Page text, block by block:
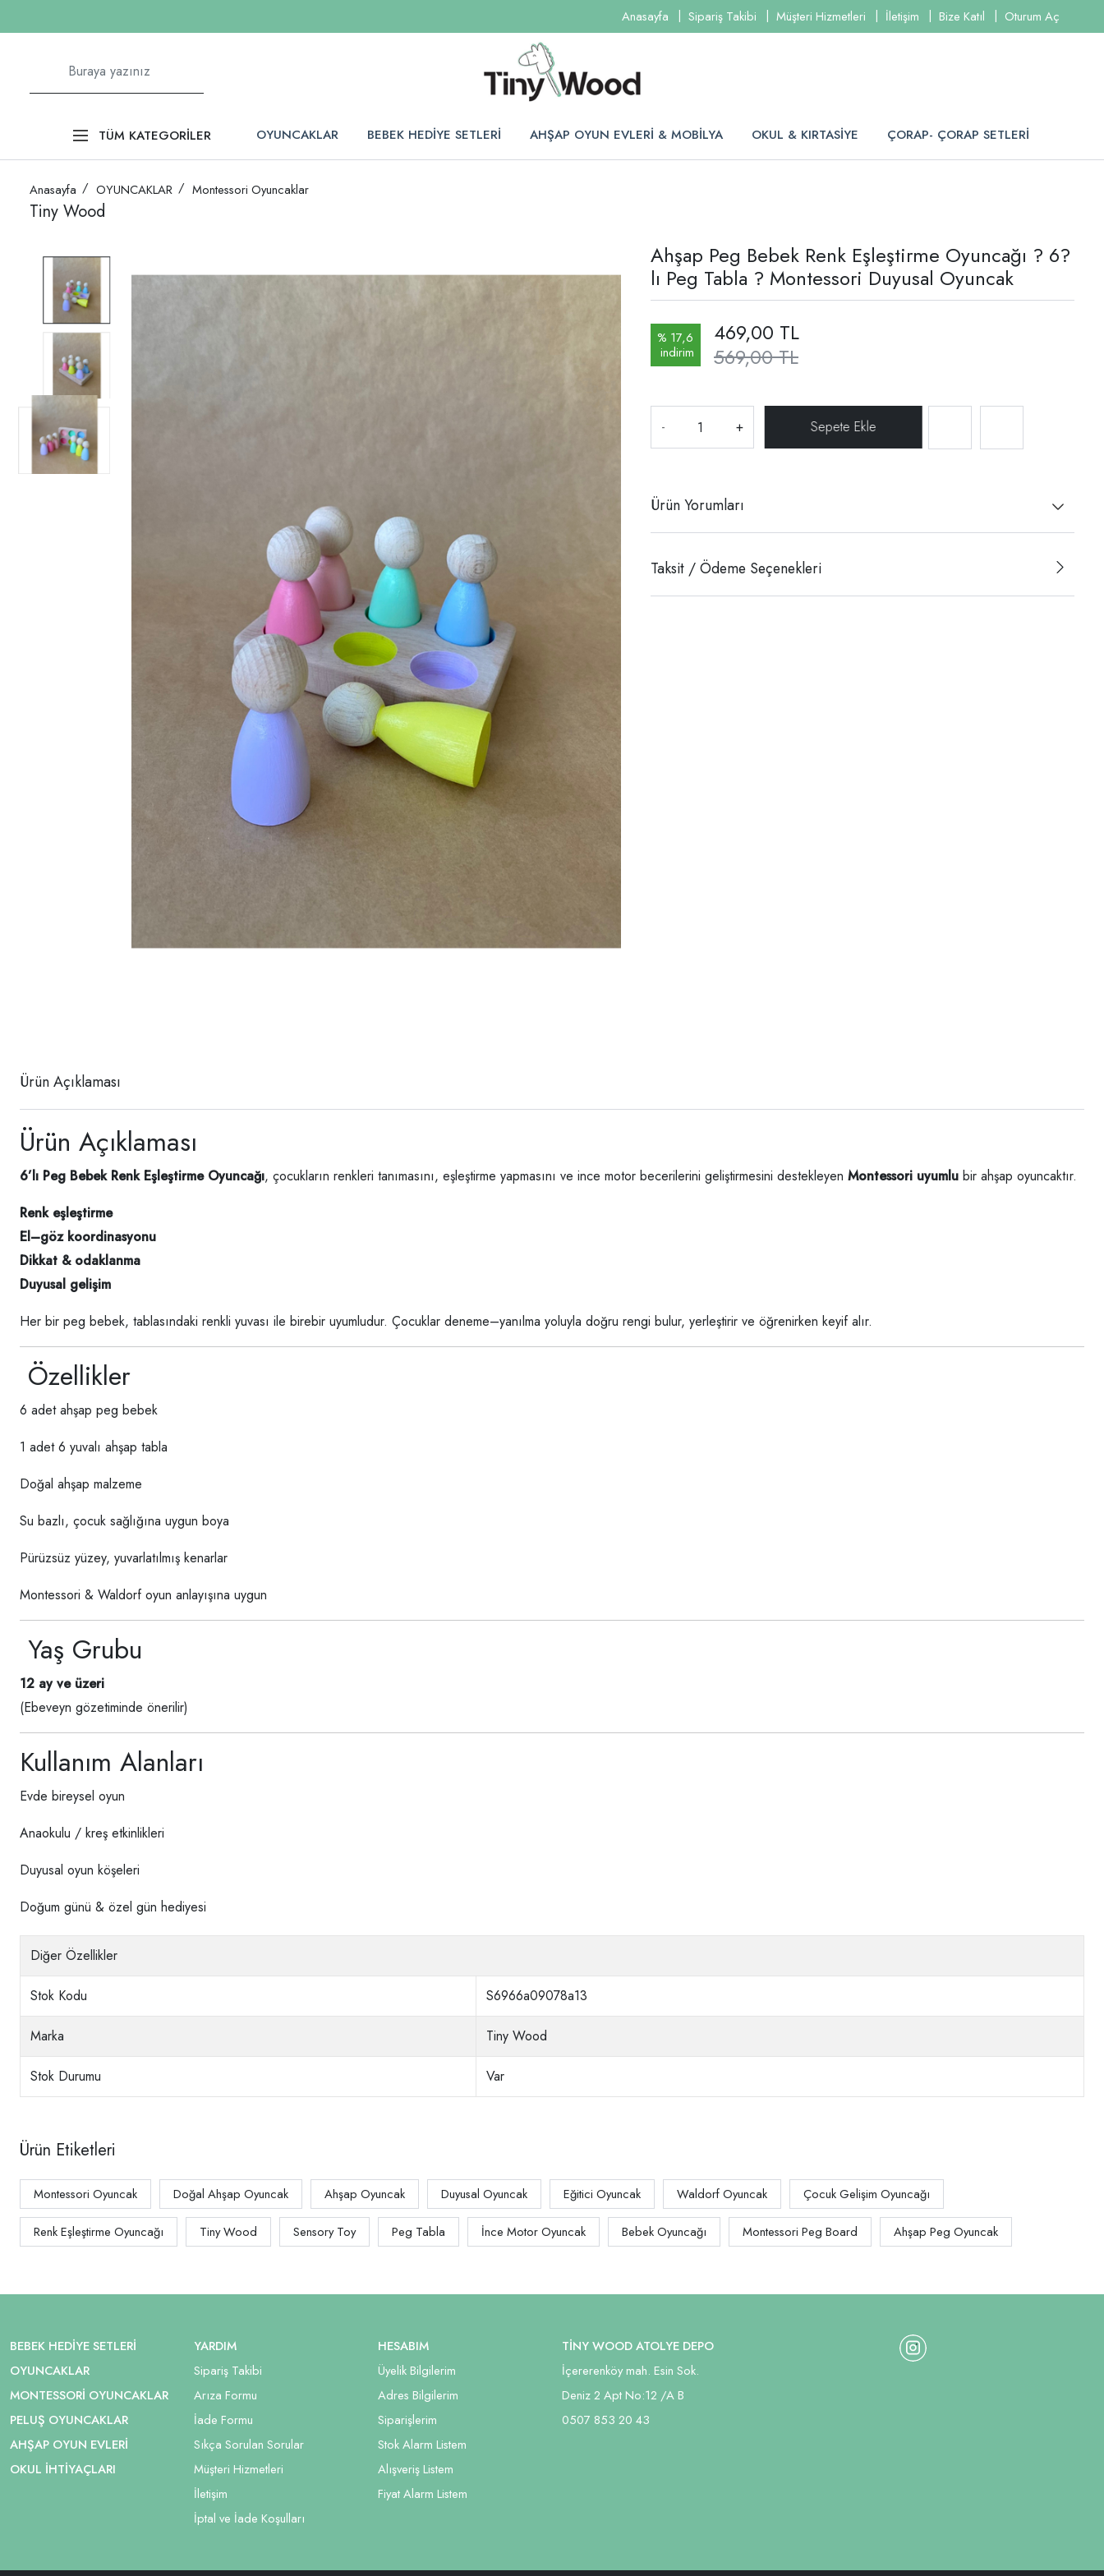
Anasayfa Sipariş Takibi Müşteri Hizmetleri İletişim Bize Katıl Oturum Aç
TÜM KATEGORİLER OYUNCAKLAR BEBEK HEDİYE SETLERİ AHŞAP OYUN EVLERİ & MOBİLYA OKUL & KIRTASİYE ÇORAP- ÇORAP SETLERİ
Anasayfa OYUNCAKLAR Montessori Oyuncaklar
Tiny Wood
Ahşap Peg Bebek Renk Eşleştirme Oyuncağı ? 6?
lı Peg Tabla ? Montessori Duyusal Oyuncak
% 17,6
indirim
569,00 TL
469,00 TL
- +
Ürün Yorumları
Taksit / Ödeme Seçenekleri
Ürün Açıklaması
Ürün Açıklaması
6’lı Peg Bebek Renk Eşleştirme Oyuncağı, çocukların renkleri tanımasını, eşleştirme yapmasını ve ince motor becerilerini geliştirmesini destekleyen Montessori uyumlu bir ahşap oyuncaktır.
Renk eşleştirme
El–göz koordinasyonu
Dikkat & odaklanma
Duyusal gelişim
Her bir peg bebek, tablasındaki renkli yuvası ile birebir uyumludur. Çocuklar deneme–yanılma yoluyla doğru rengi bulur, yerleştirir ve öğrenirken keyif alır.
Özellikler
6 adet ahşap peg bebek
1 adet 6 yuvalı ahşap tabla
Doğal ahşap malzeme
Su bazlı, çocuk sağlığına uygun boya
Pürüzsüz yüzey, yuvarlatılmış kenarlar
Montessori & Waldorf oyun anlayışına uygun
Yaş Grubu
12 ay ve üzeri
(Ebeveyn gözetiminde önerilir)
Kullanım Alanları
Evde bireysel oyun
Anaokulu / kreş etkinlikleri
Duyusal oyun köşeleri
Doğum günü & özel gün hediyesi
Diğer Özellikler
Stok Kodu S6966a09078a13
Marka Tiny Wood
Stok Durumu Var
Ürün Etiketleri
Montessori Oyuncak Doğal Ahşap Oyuncak Ahşap Oyuncak Duyusal Oyuncak Eğitici Oyuncak Waldorf Oyuncak Çocuk Gelişim Oyuncağı
Renk Eşleştirme Oyuncağı Tiny Wood Sensory Toy Peg Tabla İnce Motor Oyuncak Bebek Oyuncağı Montessori Peg Board Ahşap Peg Oyuncak
BEBEK HEDIYE SETLERI
OYUNCAKLAR
MONTESSORI OYUNCAKLAR
PELUŞ OYUNCAKLAR
AHŞAP OYUN EVLERI
OKUL İHTIYAÇLARI
YARDIM
Sipariş Takibi
Arıza Formu
İade Formu
Sıkça Sorulan Sorular
Müşteri Hizmetleri
İletişim
İptal ve İade Koşulları
HESABIM
Üyelik Bilgilerim
Adres Bilgilerim
Siparişlerim
Stok Alarm Listem
Alışveriş Listem
Fiyat Alarm Listem
TİNY WOOD ATOLYE DEPO
İçererenköy mah. Esin Sok.
Deniz 2 Apt No:12 /A B
0507 853 20 43